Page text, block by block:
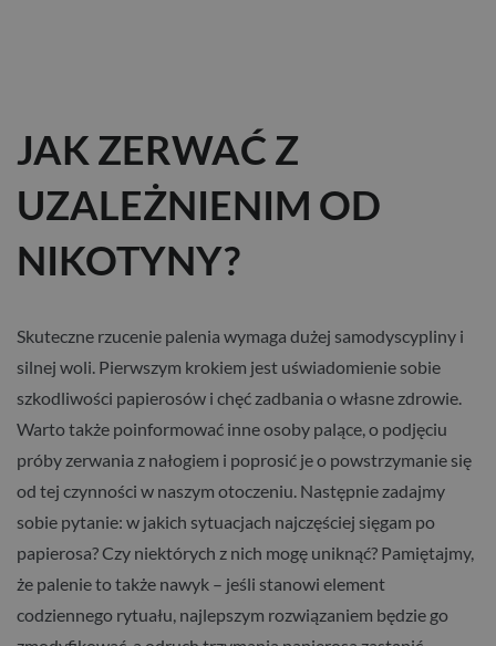
JAK ZERWAĆ Z
UZALEŻNIENIM OD
NIKOTYNY?
Skuteczne rzucenie palenia wymaga dużej samodyscypliny i
silnej woli. Pierwszym krokiem jest uświadomienie sobie
szkodliwości papierosów i chęć zadbania o własne zdrowie.
Warto także poinformować inne osoby palące, o podjęciu
próby zerwania z nałogiem i poprosić je o powstrzymanie się
od tej czynności w naszym otoczeniu. Następnie zadajmy
sobie pytanie: w jakich sytuacjach najczęściej sięgam po
papierosa? Czy niektórych z nich mogę uniknąć? Pamiętajmy,
że palenie to także nawyk – jeśli stanowi element
codziennego rytuału, najlepszym rozwiązaniem będzie go